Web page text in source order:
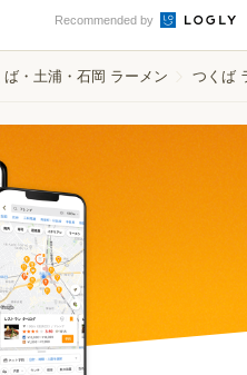
Recommended by
ば・土浦・石岡 ラーメン つくば